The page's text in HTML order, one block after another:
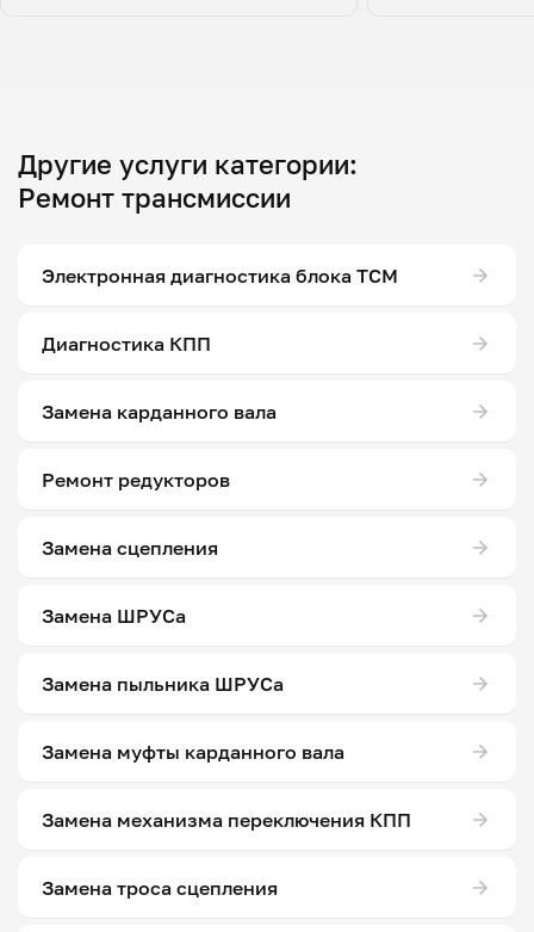
Другие услуги категории:
Ремонт трансмиссии
Электронная диагностика блока ТСМ
Диагностика КПП
Замена карданного вала
Ремонт редукторов
Замена сцепления
Замена ШРУСа
Замена пыльника ШРУСа
Замена муфты карданного вала
Замена механизма переключения КПП
Замена троса сцепления